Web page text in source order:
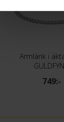
Armlänk i
749:-